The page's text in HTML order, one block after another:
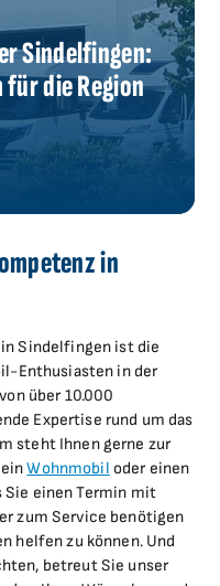
Sindelfingen:
die Region
in
Sindelfingen ist die
Enthusiasten in der
über 10.000
Expertise rund um das
steht Ihnen gerne zur
einWohnmobil oder einen
Sie einen Termin mit
zum Service benötigen
helfen zu können. Und
betreut Sie unser